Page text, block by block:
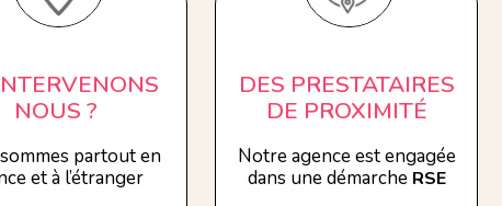
NOUS ?
partout en
et à l’étranger
DES PRESTATAIRES
DE PROXIMITÉ
Notre agence est engagée
dans une démarche RSE